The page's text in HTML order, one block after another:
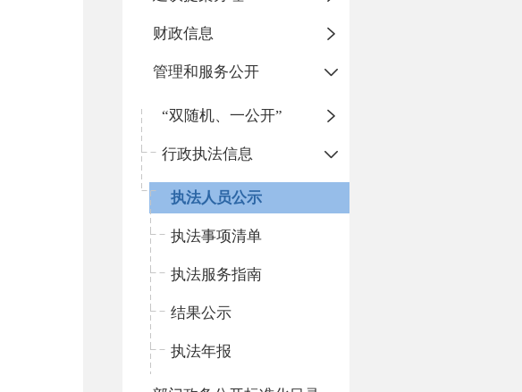
财政信息
管理和服务公开
“双随机、一公开”
行政执法信息
执法人员公示
执法事项清单
执法服务指南
结果公示
执法年报